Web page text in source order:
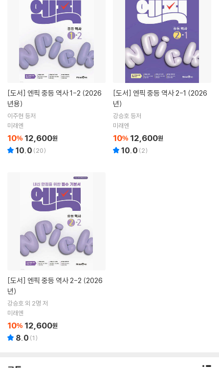
[도서]
년용)
이주현 등저
미래엔
10% 12,600원
10.0 (20)
[도서]
년)
강승호 등저
미래엔
10% 12,600원
10.0 (2)
[도서]
년)
강승호 외 2명 저
미래엔
10% 12,600원
8.0 (1)